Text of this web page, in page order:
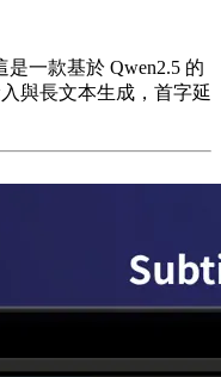
是一款基於 Qwen2.5 的
與長文本生成，首字延